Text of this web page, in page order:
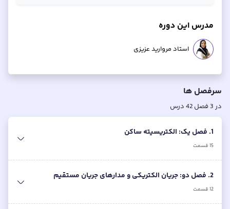
مدرس این دوره
استاد مروارید عزیزی
سرفصل ها
در 3 فصل 42 درس
1. فصل یک: الکتریسیته ساکن
15قسمت
2. فصل دو: جریان الکتریکی و مدارهای جریان مستقیم
12قسمت